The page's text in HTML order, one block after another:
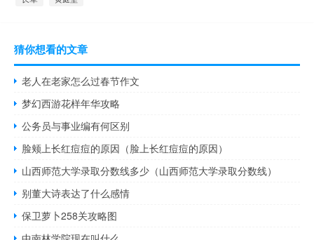
猜你想看的文章
老人在老家怎么过春节作文
梦幻西游花样年华攻略
公务员与事业编有何区别
脸颊上长红痘痘的原因（脸上长红痘痘的原因）
山西师范大学录取分数线多少（山西师范大学录取分数线）
别董大诗表达了什么感情
保卫萝卜258关攻略图